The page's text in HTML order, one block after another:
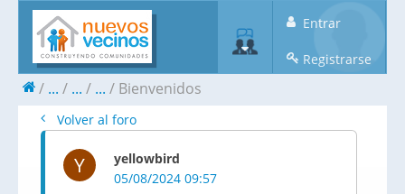
Entrar
Registrarse
... ... ... Bienvenidos
Volver al foro
Y
yellowbird
05/08/2024 09:57